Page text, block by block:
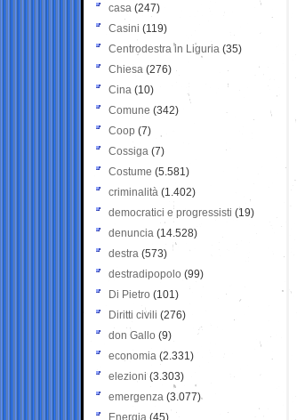
casa (247)
Casini (119)
Centrodestra in Liguria (35)
Chiesa (276)
Cina (10)
Comune (342)
Coop (7)
Cossiga (7)
Costume (5.581)
criminalità (1.402)
democratici e progressisti (19)
denuncia (14.528)
destra (573)
destradipopolo (99)
Di Pietro (101)
Diritti civili (276)
don Gallo (9)
economia (2.331)
elezioni (3.303)
emergenza (3.077)
Energia (45)